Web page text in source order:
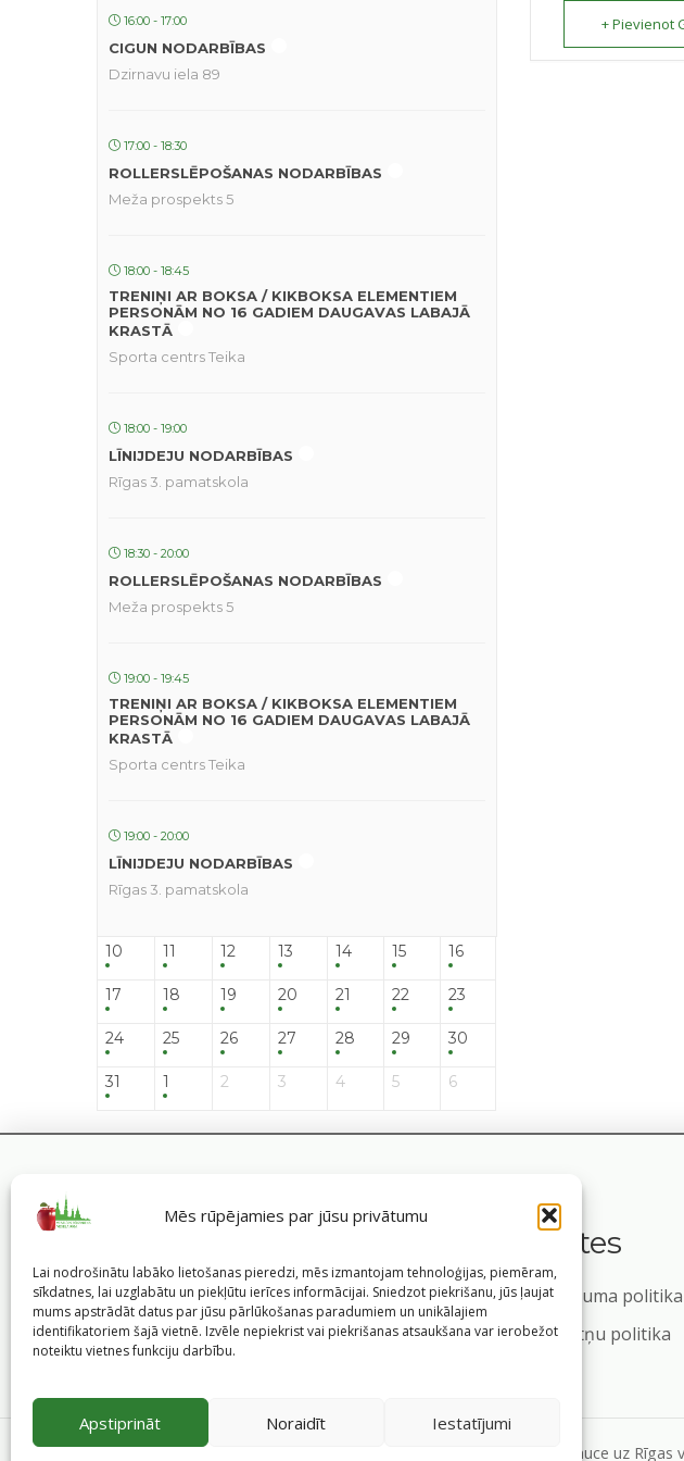
Mēs rūpējamies par jūsu privātumu
Lai nodrošinātu labāko lietošanas pieredzi, mēs izmantojam tehnoloģijas, piemēram,
sīkdatnes, lai uzglabātu un piekļūtu ierīces informācijai. Sniedzot piekrišanu, jūs ļaujat
mums apstrādāt datus par jūsu pārlūkošanas paradumiem un unikālajiem
identifikatoriem šajā vietnē. Izvēle nepiekrist vai piekrišanas atsaukšana var ierobežot
noteiktu vietnes funkciju darbību.
Apstiprināt Noraidīt Iestatījumi
16:00 - 17:00
CIGUN NODARBĪBAS
Dzirnavu iela 89
17:00 - 18:30
ROLLERSLĒPOŠANAS NODARBĪBAS
Meža prospekts 5
18:00 - 18:45
TRENIŅI AR BOKSA / KIKBOKSA ELEMENTIEM
PERSONĀM NO 16 GADIEM DAUGAVAS LABAJĀ
KRASTĀ
Sporta centrs Teika
18:00 - 19:00
LĪNIJDEJU NODARBĪBAS
Rīgas 3. pamatskola
18:30 - 20:00
ROLLERSLĒPOŠANAS NODARBĪBAS
Meža prospekts 5
19:00 - 19:45
TRENIŅI AR BOKSA / KIKBOKSA ELEMENTIEM
PERSONĀM NO 16 GADIEM DAUGAVAS LABAJĀ
KRASTĀ
Sporta centrs Teika
19:00 - 20:00
LĪNIJDEJU NODARBĪBAS
Rīgas 3. pamatskola
10 11 12 13 14 15 16
17 18 19 20 21 22 23
24 25 26 27 28 29 30
31 1 2 3 4 5 6
+ Pievienot
Saites
Privātuma politika
Sīkdatņu politika
©2026 Veselīgs rīdzinieks veselā Rīgā Pārpublicējot informāciju, atsauce uz